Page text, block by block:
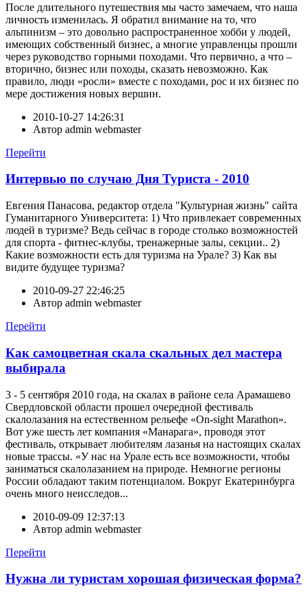
После длительного путешествия мы часто замечаем, что наша
личность изменилась. Я обратил внимание на то, что
альпинизм – это довольно распространенное хобби у людей,
имеющих собственный бизнес, а многие управленцы прошли
через руководство горными походами. Что первично, а что –
вторично, бизнес или походы, сказать невозможно. Как
правило, люди «росли» вместе с походами, рос и их бизнес по
мере достижения новых вершин.
2010-10-27 14:26:31
Автор admin webmaster
Перейти
Интервью по случаю Дня Туриста - 2010
Евгения Панасова, редактор отдела "Культурная жизнь" сайта
Гуманитарного Университета: 1) Что привлекает современных
людей в туризме? Ведь сейчас в городе столько возможностей
для спорта - фитнес-клубы, тренажерные залы, секции.. 2)
Какие возможности есть для туризма на Урале? 3) Как вы
видите будущее туризма?
2010-09-27 22:46:25
Автор admin webmaster
Перейти
Как самоцветная скала скальных дел мастера
выбирала
3 - 5 сентября 2010 года, на скалах в районе села Арамашево
Свердловской области прошел очередной фестиваль
скалолазания на естественном рельефе «On-sight Marathon».
Вот уже шесть лет компания «Манарага», проводя этот
фестиваль, открывает любителям лазанья на настоящих скалах
новые трассы. «У нас на Урале есть все возможности, чтобы
заниматься скалолазанием на природе. Немногие регионы
России обладают таким потенциалом. Вокруг Екатеринбурга
очень много неисследов...
2010-09-09 12:37:13
Автор admin webmaster
Перейти
Нужна ли туристам хорошая физическая форма?